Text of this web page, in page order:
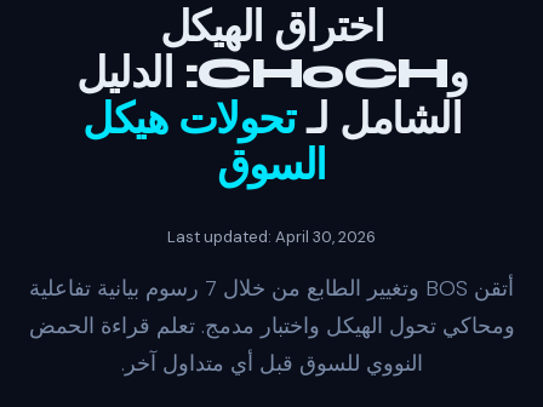
اختراق الهيكل
وCHoCH: الدليل
الشامل لـتحولات هيكل
السوق
Last updated: April 30, 2026
أتقن BOS وتغيير الطابع من خلال 7 رسوم بيانية تفاعلية
ومحاكي تحول الهيكل واختبار مدمج. تعلم قراءة الحمض
النووي للسوق قبل أي متداول آخر.